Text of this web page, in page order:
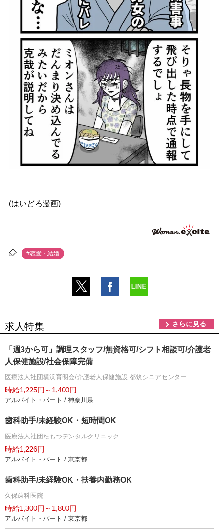
(はいどろ漫画)
#恋愛・結婚
求人特集 さらに見る
「週3から可」調理スタッフ/無資格可/シフト相談可/介護老
人保健施設/社会保障完備
医療法人社団横浜育明会/介護老人保健施設 都筑シニアセンター
時給1,225円～1,400円
アルバイト・パート / 神奈川県
歯科助手/未経験OK・短時間OK
医療法人社団たもつデンタルクリニック
時給1,226円
アルバイト・パート / 東京都
歯科助手/未経験OK・扶養内勤務OK
久保歯科医院
時給1,300円～1,800円
アルバイト・パート / 東京都